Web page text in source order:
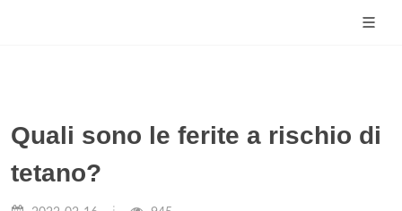
Quali sono le ferite a rischio di
tetano?